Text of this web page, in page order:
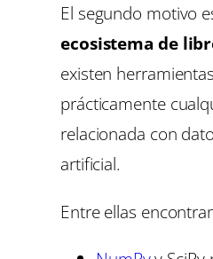
El segundo motivo
ecosistema de
existen
prácticamente
relacionada con
artificial.
Entre ellas